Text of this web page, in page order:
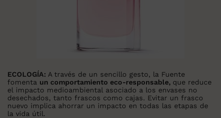
ECOLOGÍA: A través de un sencillo gesto, la Fuente
fomenta un comportamiento eco-responsable, que reduce
el impacto medioambiental asociado a los envases no
desechados, tanto frascos como cajas. Evitar un frasco
nuevo implica ahorrar un impacto en todas las etapas de
la vida útil.